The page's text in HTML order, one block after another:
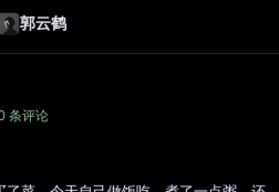
郭云鹤
条评论